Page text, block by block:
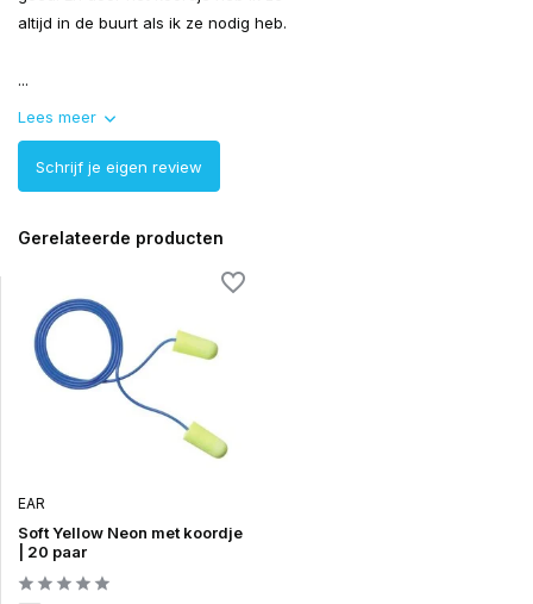
altijd in de buurt als ik ze nodig heb.
...
Lees meer
Schrijf je eigen review
Gerelateerde producten
EAR
Soft Yellow Neon met koordje
| 20 paar